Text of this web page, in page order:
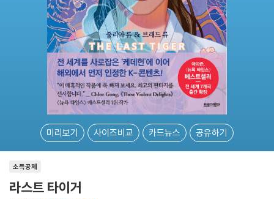
미리보기 사이즈비교 카드뉴스 공유하기
소득공제
라스트 타이거